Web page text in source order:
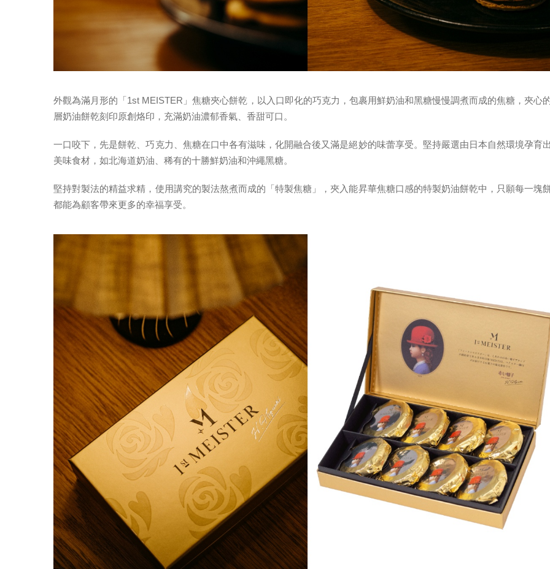
外觀為滿月形的「1st MEISTER」焦糖夾心餅乾，以入口即化的巧克力，包裹用鮮奶油和黑糖慢慢調煮而成的焦糖，夾心
層奶油餅乾刻印原創烙印，充滿奶油濃郁香氣、香甜可口。
一口咬下，先是餅乾、巧克力、焦糖在口中各有滋味，化開融合後又滿是絕妙的味蕾享受。堅持嚴選由日本自然環境孕育
美味食材，如北海道奶油、稀有的十勝鮮奶油和沖繩黑糖。
堅持對製法的精益求精，使用講究的製法熬煮而成的「特製焦糖」，夾入能昇華焦糖口感的特製奶油餅乾中，只願每一塊
都能為顧客帶來更多的幸福享受。